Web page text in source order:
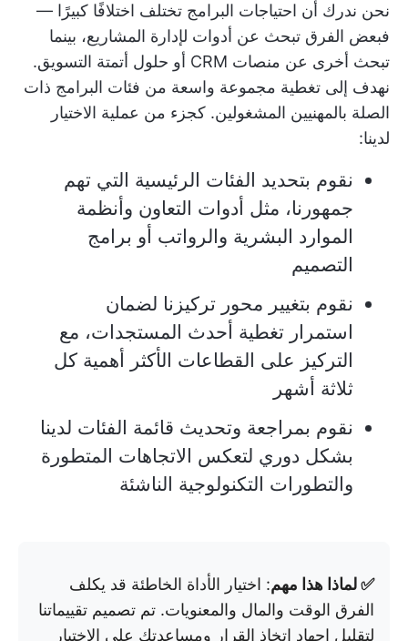
نحن ندرك أن احتياجات البرامج تختلف اختلافًا كبيرًا —
فبعض الفرق تبحث عن أدوات لإدارة المشاريع، بينما
تبحث أخرى عن منصات CRM أو حلول أتمتة التسويق.
نهدف إلى تغطية مجموعة واسعة من فئات البرامج ذات
الصلة بالمهنيين المشغولين. كجزء من عملية الاختيار
لدينا:
نقوم بتحديد الفئات الرئيسية التي تهم
جمهورنا، مثل أدوات التعاون وأنظمة
الموارد البشرية والرواتب أو برامج
التصميم
نقوم بتغيير محور تركيزنا لضمان
استمرار تغطية أحدث المستجدات، مع
التركيز على القطاعات الأكثر أهمية كل
ثلاثة أشهر
نقوم بمراجعة وتحديث قائمة الفئات لدينا
بشكل دوري لتعكس الاتجاهات المتطورة
والتطورات التكنولوجية الناشئة
✅ لماذا هذا مهم: اختيار الأداة الخاطئة قد يكلف
الفرق الوقت والمال والمعنويات. تم تصميم تقييماتنا
لتقليل إجهاد اتخاذ القرار ومساعدتك على الاختيار